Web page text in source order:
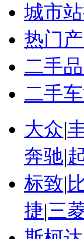
长安福特翼虎销
丰田国产混动车
福特翼虎销量怎
2012年混合动力
城市
热门
二手
二手
大众|
奔驰|
标致|
捷|三